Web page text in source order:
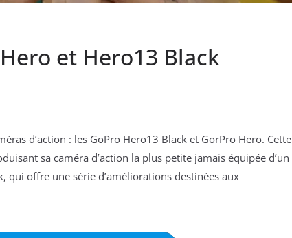
et Hero13 Black
d’action : les GoPro Hero13 Black et GorPro Hero. Cette
sa caméra d’action la plus petite jamais équipée d’un
qui offre une série d’améliorations destinées aux